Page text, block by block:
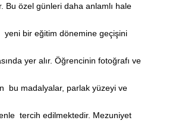
Bu özel günleri daha anlamlı hale
yeni bir eğitim dönemine geçişini
yer alır. Öğrencinin fotoğrafı ve
bu madalyalar, parlak yüzeyi ve
tercih edilmektedir. Mezuniyet